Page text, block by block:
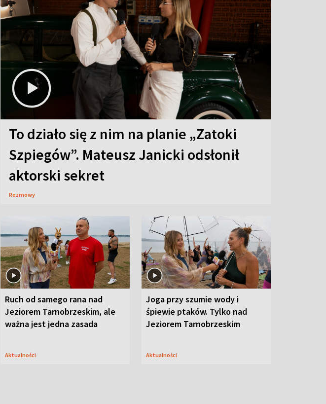
To działo się z nim na planie „Zatoki
Szpiegów”. Mateusz Janicki odsłonił
aktorski sekret
Rozmowy
Ruch od samego rana nad
Jeziorem Tarnobrzeskim, ale
ważna jest jedna zasada
Aktualności
Joga przy szumie wody i
śpiewie ptaków. Tylko nad
Jeziorem Tarnobrzeskim
Aktualności